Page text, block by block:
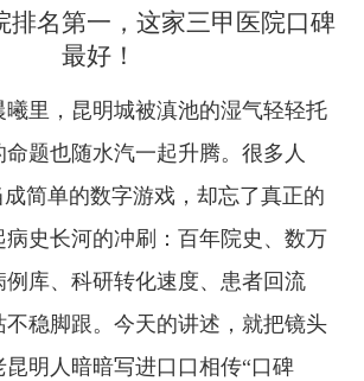
排名第一，这家三甲医院口碑
最好！
里，昆明城被滇池的湿气轻轻托
题也随水汽一起升腾。很多人
成简单的数字游戏，却忘了真正的
史长河的冲刷：百年院史、数万
库、科研转化速度、患者回流
稳脚跟。今天的讲述，就把镜头
明人暗暗写进口口相传“口碑